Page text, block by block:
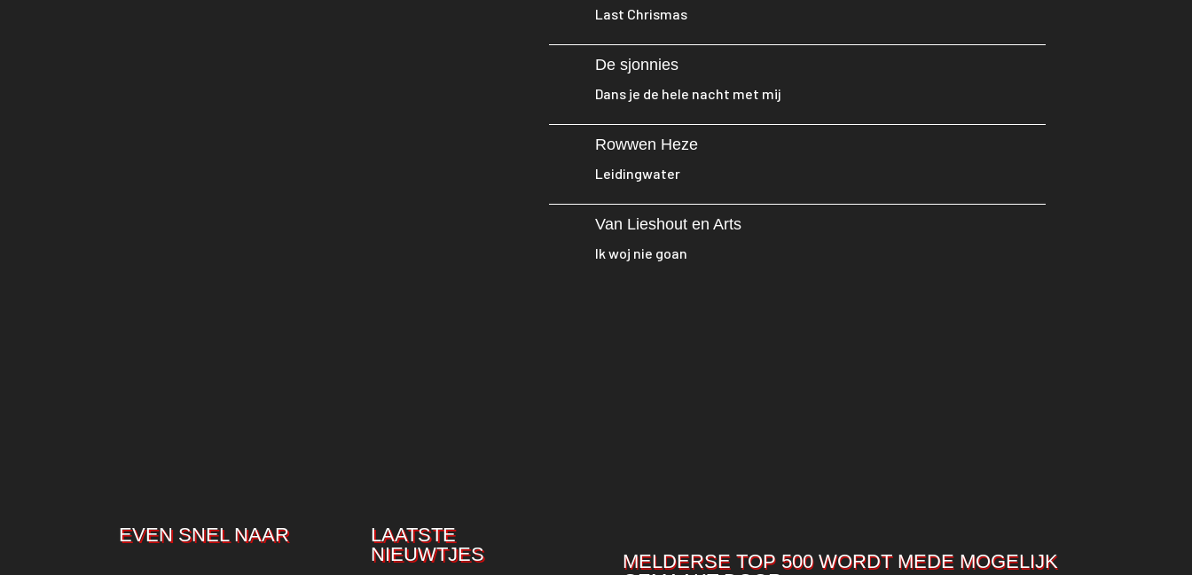
Last Chrismas
De sjonnies
Dans je de hele nacht met mij
Rowwen Heze
Leidingwater
Van Lieshout en Arts
Ik woj nie goan
EVEN SNEL NAAR
LAATSTE
NIEUWTJES
MELDERSE TOP 500 WORDT MEDE MOGELIJK